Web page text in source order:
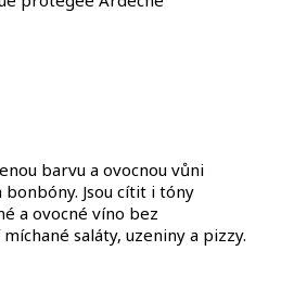
barvu a ovocnou vůni
Jsou cítit i tóny
a ovocné víno bez
saláty, uzeniny a pizzy.